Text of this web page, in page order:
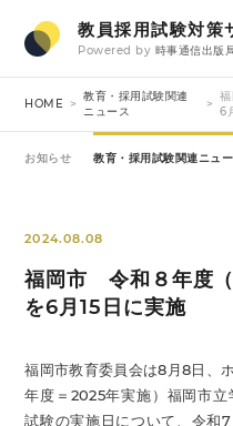
教員採用試験対策
Powered by 時事通信出版
HOME
教育・採用試験関連
ニュース
6
お知らせ 教育・採用試験関連ニュ
2024.08.08
福岡市 令和８年度
を6月15日に実施
福岡市教育委員会は8月8日、
年度＝2025年実施）福岡市
試験の実施日について、令和